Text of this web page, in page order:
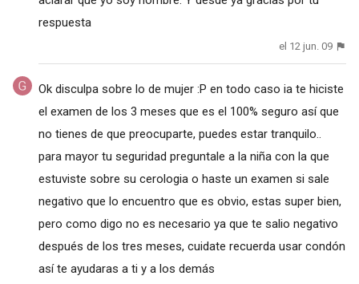
respuesta
el 12 jun. 09
Ok disculpa sobre lo de mujer :P en todo caso ia te hiciste
el examen de los 3 meses que es el 100% seguro así que
no tienes de que preocuparte, puedes estar tranquilo..
para mayor tu seguridad preguntale a la niña con la que
estuviste sobre su cerologia o haste un examen si sale
negativo que lo encuentro que es obvio, estas super bien,
pero como digo no es necesario ya que te salio negativo
después de los tres meses, cuidate recuerda usar condón
así te ayudaras a ti y a los demás